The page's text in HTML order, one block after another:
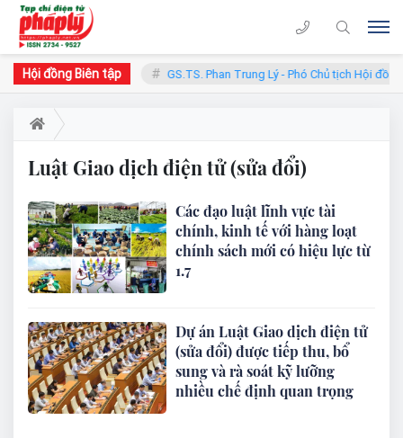
Hội đồng Biên tập
- Chủ tịch Hội đồng GS.TS. Phan Trung Lý - Phó Chủ tịch Hội đồng
Luật Giao dịch điện tử (sửa đổi)
Các đạo luật lĩnh vực tài
chính, kinh tế với hàng loạt
chính sách mới có hiệu lực từ
1.7
Dự án Luật Giao dịch điện tử
(sửa đổi) được tiếp thu, bổ
sung và rà soát kỹ lưỡng
nhiều chế định quan trọng